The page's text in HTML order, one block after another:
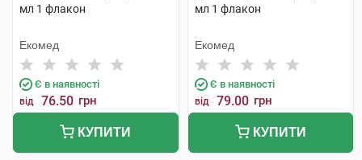
мл 1 флакон
Екомед
Є в наявності
від 76.50 грн
КУПИТИ
мл 1 флакон
Екомед
Є в наявності
від 79.00 грн
КУПИТИ